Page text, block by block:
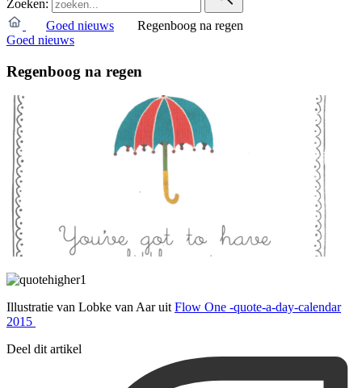
Zoeken:
Goed nieuws
Regenboog na regen
Goed nieuws
Regenboog na regen
Illustratie van Lobke van Aar uit Flow One -quote-a-day-calendar
2015
Deel dit artikel